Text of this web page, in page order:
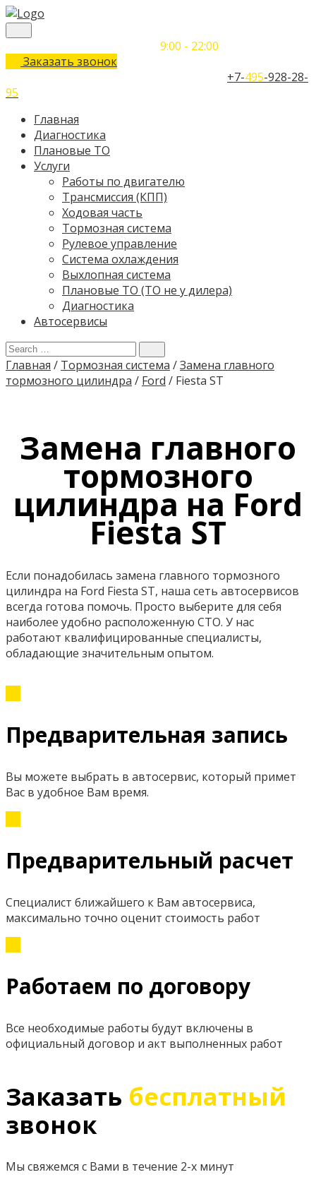
9:00 - 22:00
Заказать звонок
+7-495-928-28-
95
Главная
Диагностика
Плановые ТО
Услуги
Работы по двигателю
Трансмиссия (КПП)
Ходовая часть
Тормозная система
Рулевое управление
Система охлаждения
Выхлопная система
Плановые ТО (ТО не у дилера)
Диагностика
Автосервисы
Главная / Тормозная система /Замена главного
тормозного цилиндра / Ford / Fiesta ST
Замена главного
тормозного
цилиндра на Ford
Fiesta ST
Если понадобилась замена главного тормозного
цилиндра на Ford Fiesta ST, наша сеть автосервисов
всегда готова помочь. Просто выберите для себя
наиболее удобно расположенную СТО. У нас
работают квалифицированные специалисты,
обладающие значительным опытом.
Предварительная запись
Вы можете выбрать в автосервис, который примет
Вас в удобное Вам время.
Предварительный расчет
Специалист ближайшего к Вам автосервиса,
максимально точно оценит стоимость работ
Работаем по договору
Все необходимые работы будут включены в
официальный договор и акт выполненных работ
Заказать бесплатный
звонок
Мы свяжемся с Вами в течение 2-х минут